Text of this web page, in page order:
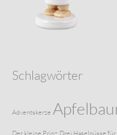
Schlagwörter
Adventskerze
Der kleine Prinz Drei Haselnüsse